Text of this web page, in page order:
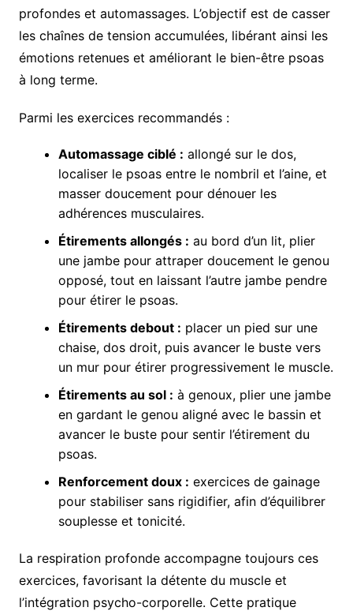
profondes et automassages. L’objectif est de casser
les chaînes de tension accumulées, libérant ainsi les
émotions retenues et améliorant le bien-être psoas
à long terme.
Parmi les exercices recommandés :
Automassage ciblé : allongé sur le dos,
localiser le psoas entre le nombril et l’aine, et
masser doucement pour dénouer les
adhérences musculaires.
Étirements allongés : au bord d’un lit, plier
une jambe pour attraper doucement le genou
opposé, tout en laissant l’autre jambe pendre
pour étirer le psoas.
Étirements debout : placer un pied sur une
chaise, dos droit, puis avancer le buste vers
un mur pour étirer progressivement le muscle.
Étirements au sol : à genoux, plier une jambe
en gardant le genou aligné avec le bassin et
avancer le buste pour sentir l’étirement du
psoas.
Renforcement doux : exercices de gainage
pour stabiliser sans rigidifier, afin d’équilibrer
souplesse et tonicité.
La respiration profonde accompagne toujours ces
exercices, favorisant la détente du muscle et
l’intégration psycho-corporelle. Cette pratique